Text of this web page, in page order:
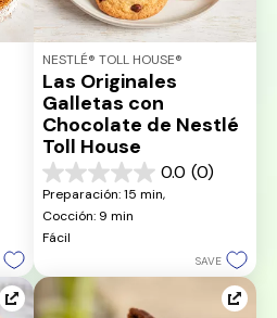
NESTLÉ® TOLL HOUSE®
Las Originales
Galletas con
Chocolate de Nestlé
Toll House
0.0 (0)
0.0
de
5
estrellas.
Preparación: 15 min,
Cocción: 9 min
Fácil
SAVE